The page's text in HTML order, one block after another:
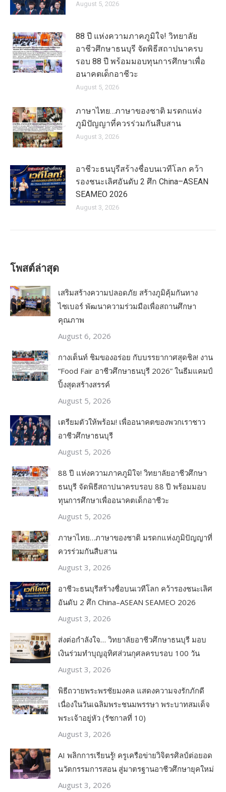
August 5, 2026
88 ปี แห่งความภาคภูมิใจ! วิทยาลัย
อาชีวศึกษาธนบุรี จัดพิธีสถาปนาครบ
รอบ 88 ปี พร้อมมอบทุนการศึกษาเพื่อ
อนาคตเด็กอาชีวะ
August 5, 2026
ภาษาไทย…ภาษาของชาติ มรดกแห่ง
ภูมิปัญญาที่ควรร่วมกันสืบสาน
August 3, 2026
อาชีวะธนบุรีสร้างชื่อบนเวทีโลก คว้า
รองชนะเลิศอันดับ 2 ศึก China–ASEAN
SEAMEO 2026
August 3, 2026
โพสต์ล่าสุด
เสริมสร้างความปลอดภัย สร้างภูมิคุ้มกันทาง
ไซเบอร์ พัฒนาความร่วมมือเพื่อสถานศึกษา
คุณภาพ
August 6, 2026
กางเต็นท์ ชิมของอร่อย กับบรรยากาศสุดชิล! งาน
“Food Fair อาชีวศึกษาธนบุรี 2026” ในธีมแคมป์
ปิ้งสุดสร้างสรรค์
August 5, 2026
เตรียมตัวให้พร้อม! เพื่ออนาคตของพวกเราชาว
อาชีวศึกษาธนบุรี
August 5, 2026
88 ปี แห่งความภาคภูมิใจ! วิทยาลัยอาชีวศึกษา
ธนบุรี จัดพิธีสถาปนาครบรอบ 88 ปี พร้อมมอบ
ทุนการศึกษาเพื่ออนาคตเด็กอาชีวะ
August 5, 2026
ภาษาไทย…ภาษาของชาติ มรดกแห่งภูมิปัญญาที่
ควรร่วมกันสืบสาน
August 3, 2026
อาชีวะธนบุรีสร้างชื่อบนเวทีโลก คว้ารองชนะเลิศ
อันดับ 2 ศึก China–ASEAN SEAMEO 2026
August 3, 2026
ส่งต่อกำลังใจ… วิทยาลัยอาชีวศึกษาธนบุรี มอบ
เงินร่วมทำบุญอุทิศส่วนกุศลครบรอบ 100 วัน
August 3, 2026
พิธีถวายพระพรชัยมงคล แสดงความจงรักภักดี
เนื่องในวันเฉลิมพระชนมพรรษา พระบาทสมเด็จ
พระเจ้าอยู่หัว (รัชกาลที่ 10)
August 3, 2026
AI พลิกการเรียนรู้! ครูเครือข่ายวิจิตรศิลป์ต่อยอด
นวัตกรรมการสอน สู่มาตรฐานอาชีวศึกษายุคใหม่
August 3, 2026